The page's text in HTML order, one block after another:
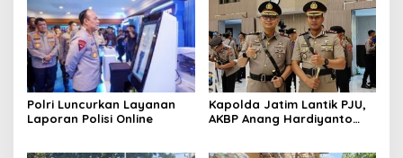
Polri Luncurkan Layanan
Laporan Polisi Online
Kapolda Jatim Lantik PJU,
AKBP Anang Hardiyanto